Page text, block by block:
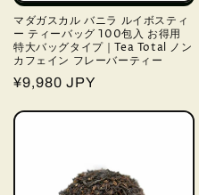
マダガスカル バニラ ルイボスティ
ー ティーバッグ 100包入 お得用
特大バッグタイプ｜Tea Total ノン
カフェイン フレーバーティー
通
価
¥9,980 JPY